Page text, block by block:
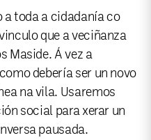
toda a cidadanía co
que a veciñanza
Maside. Á vez a
debería ser un novo
na vila. Usaremos
social para xerar un
pausada.